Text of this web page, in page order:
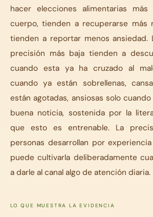
hacer elecciones alimentarias
cuerpo, tienden a recuperarse más
tienden a reportar menos ansiedad.
precisión más baja tienden a
cuando esta ya ha cruzado al
cuando ya están sobrellenas,
están agotadas, ansiosas solo
buena noticia, sostenida por la
que esto es entrenable. La
personas desarrollan por
puede cultivarla deliberadamente
a darle al canal algo de atención diaria.
LO QUE MUESTRA LA EVIDENCIA